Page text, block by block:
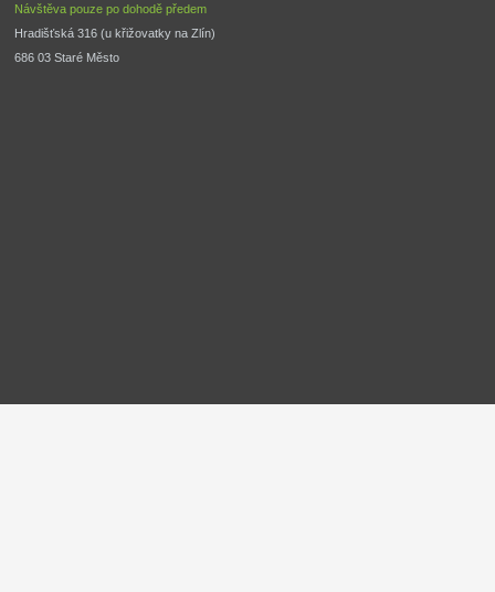
Návštěva pouze po dohodě předem
Hradišťská 316 (u křižovatky na Zlín)
686 03 Staré Město